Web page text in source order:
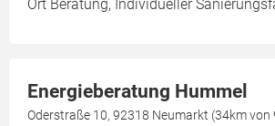
Ort Beratung, Individueller
Energieberatung Hummel
Oderstraße 10, 92318 Neumarkt (34km von